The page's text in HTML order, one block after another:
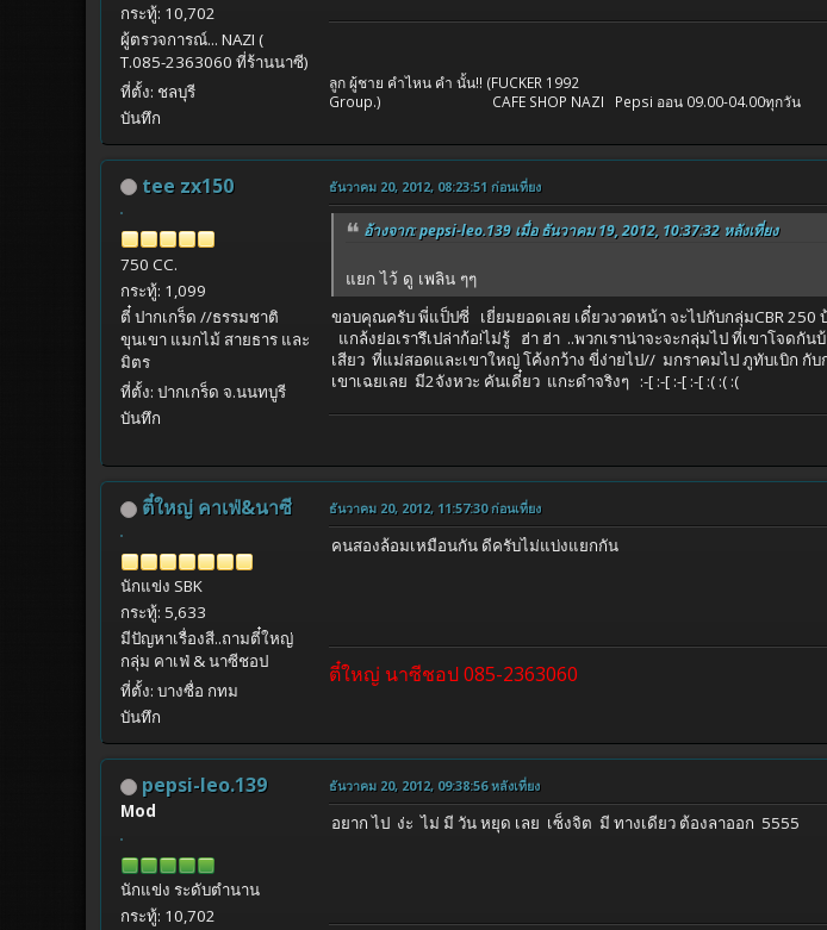
กระทู้: 10,702
ผู้ตรวจการณ์... NAZI (
T.085-2363060 ที่ร้านนาซี)
ที่ตั้ง: ชลบุรี
บันทึก
ลูก ผู้ชาย คำไหน คำ นั้น!! (FUCKER 1992
Group.) CAFE SHOP NAZI Pepsi ออน 09.00-04.00ทุกวัน
tee zx150
750 CC.
กระทู้: 1,099
ตี๋ ปากเกร็ด //ธรรมชาติ
ขุนเขา แมกไม้ สายธาร และ
มิตร
ที่ตั้ง: ปากเกร็ด จ.นนทบูรี
บันทึก
ธันวาคม 20, 2012, 08:23:51 ก่อนเที่ยง
อ้างจาก: pepsi-leo.139 เมื่อ ธันวาคม 19, 2012, 10:37:32 หลังเที่ยง
แยก ไว้ ดู เพลิน ๆๆ
ขอบคุณครับ พี่แป็ปซี่ เยี่ยมยอดเลย เดี๋ยวงวดหน้า จะไปกับกลุ่มCBR
แกล้งย่อเรารึเปล่าก้อ!ไม่รู้ ฮ่า ฮ่า ..พวกเราน่าจะจะกลุ่มไป ที่เขาโจด
เสียว ที่แม่สอดและเขาใหญ่ โค้งกว้าง ขี่ง่ายไป// มกราคมไป ภูทับเบิก
เขาเฉยเลย มี2จังหวะ คันเดี๋ยว แกะดำจริงๆ :-[ :-[ :-[ :-[ :( :( :(
ตี๋ใหญ่ คาเฟ่&นาซี
นักแข่ง SBK
กระทู้: 5,633
มีปัญหาเรื่องสี..ถามตี๋ใหญ่
กลุ่ม คาเฟ่ & นาซีชอป
ที่ตั้ง: บางซื่อ กทม
บันทึก
ธันวาคม 20, 2012, 11:57:30 ก่อนเที่ยง
คนสองล้อมเหมือนกัน ดีครับไม่แบ่งแยกกัน
ตี๋ใหญ่ นาซีชอป 085-2363060
pepsi-leo.139
Mod
นักแข่ง ระดับตำนาน
กระทู้: 10,702
ธันวาคม 20, 2012, 09:38:56 หลังเที่ยง
อยาก ไป ง่ะ ไม่ มี วัน หยุด เลย เซ็งจิต มี ทางเดียว ต้องลาออก 5555